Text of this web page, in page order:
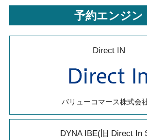
予約エンジン
Direct IN
バリューコマース株式会
DYNA IBE(旧 Direct In